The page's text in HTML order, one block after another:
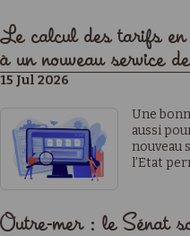
Le calcul des tarifs en
à un nouveau service
15 Jul 2026
Une
aussi
nouveau
l’Etat
Outre-mer : le Sénat